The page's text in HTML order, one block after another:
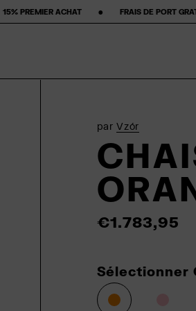
FRAIS DE PORT GRATUITS ‎ ‎ ‎ ‎ ‎ ‎ ‎ •‎
parVzór
€1.783,95
Sélectionner